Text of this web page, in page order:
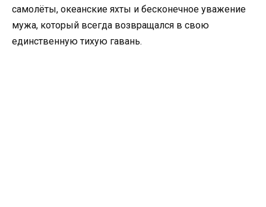
самолёты, океанские яхты и бесконечное уважение
мужа, который всегда возвращался в свою
единственную тихую гавань.